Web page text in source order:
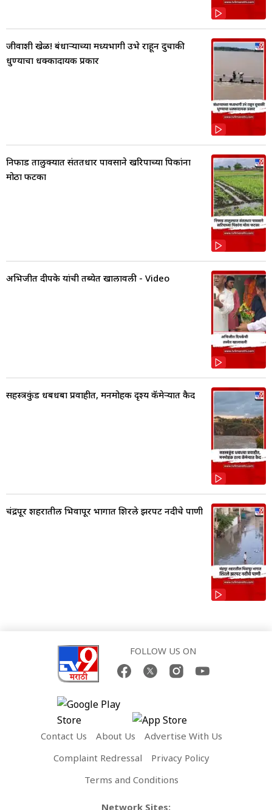
जीवाशी खेळ! बंधाऱ्याच्या मध्यभागी उभे राहून दुचाकी
धुण्याचा धक्कादायक प्रकार
निफाड तालुक्यात संततधार पावसाने खरिपाच्या पिकांना
मोठा फटका
अभिजीत दीपके यांची तब्येत खालावली - Video
सहस्त्रकुंड धबधबा प्रवाहीत, मनमोहक दृश्य कॅमेऱ्यात कैद
चंद्रपूर शहरातील भिवापूर भागात शिरले झरपट नदीचे पाणी
FOLLOW US ON
Contact Us About Us
Advertise With Us
Complaint Redressal
Privacy Policy
Terms and Conditions
Network Sites: